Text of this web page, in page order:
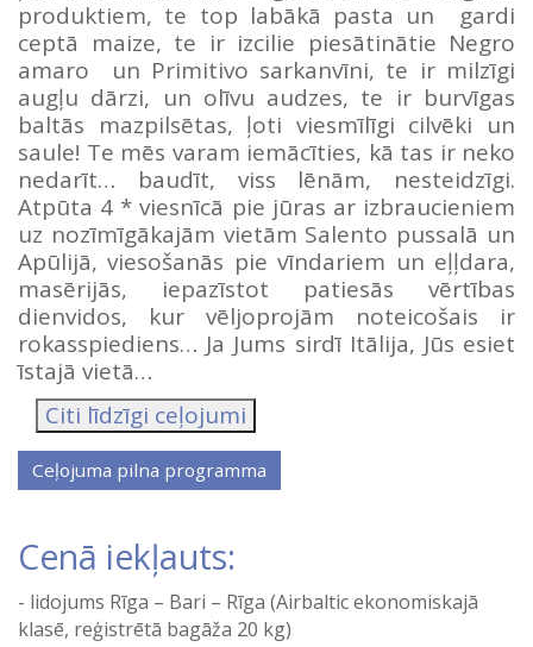
produktiem, te top labākā pasta un gardi
ceptā maize, te ir izcilie piesātinātie Negro
amaro un Primitivo sarkanvīni, te ir milzīgi
augļu dārzi, un olīvu audzes, te ir burvīgas
baltās mazpilsētas, ļoti viesmīlīgi cilvēki un
saule! Te mēs varam iemācīties, kā tas ir neko
nedarīt… baudīt, viss lēnām, nesteidzīgi.
Atpūta 4 * viesnīcā pie jūras ar izbraucieniem
uz nozīmīgākajām vietām Salento pussalā un
Apūlijā, viesošanās pie vīndariem un eļļdara,
masērijās, iepazīstot patiesās vērtības
dienvidos, kur vēljoprojām noteicošais ir
rokasspiediens… Ja Jums sirdī Itālija, Jūs esiet
īstajā vietā…
Citi līdzīgi ceļojumi
Cenā iekļauts:
lidojums Rīga – Bari – Rīga (Airbaltic ekonomiskajā
klasē, reģistrētā bagāža 20 kg)